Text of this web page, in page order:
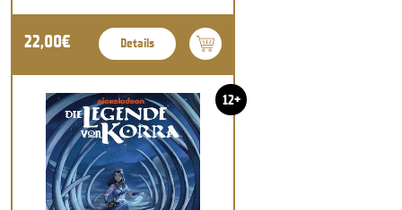
22,00€ Details
12+